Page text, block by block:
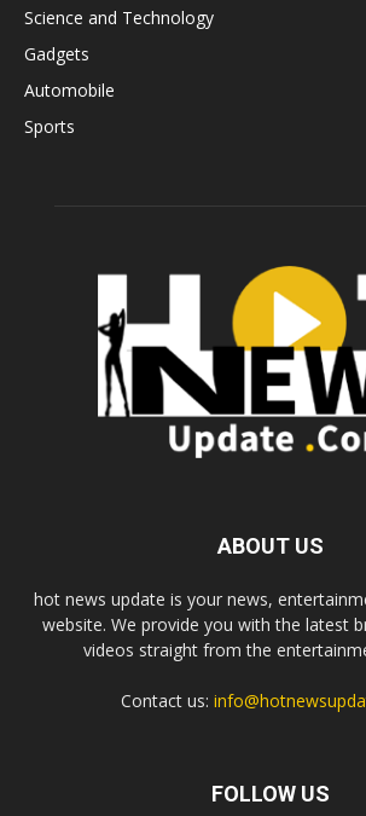
Science and Technology
Gadgets
Automobile
Sports
ABOUT US
hot news update is your news,
website. We provide you with the latest
videos straight from the
Contact us:
FOLLOW US